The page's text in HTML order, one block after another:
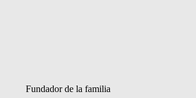
Fundador de la familia